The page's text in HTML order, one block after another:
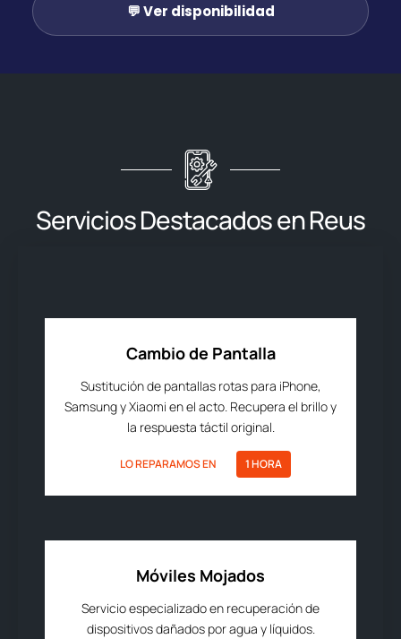
💬 Ver disponibilidad
Servicios Destacados en Reus
Cambio de Pantalla
Sustitución de pantallas rotas para iPhone,
Samsung y Xiaomi en el acto. Recupera el brillo y
la respuesta táctil original.
LO REPARAMOS EN 1 HORA
Móviles Mojados
Servicio especializado en recuperación de
dispositivos dañados por agua y líquidos.